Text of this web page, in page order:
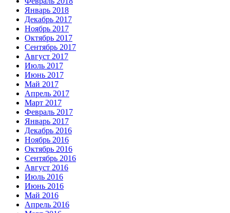
Январь 2018
Декабрь 2017
Ноябрь 2017
Октябрь 2017
Сентябрь 2017
Август 2017
Июль 2017
Июнь 2017
Май 2017
Апрель 2017
Март 2017
Февраль 2017
Январь 2017
Декабрь 2016
Ноябрь 2016
Октябрь 2016
Сентябрь 2016
Август 2016
Июль 2016
Июнь 2016
Май 2016
Апрель 2016